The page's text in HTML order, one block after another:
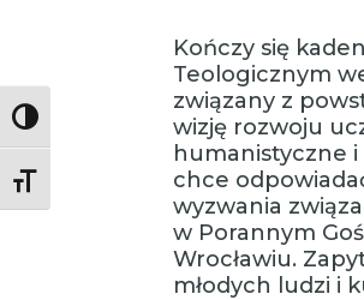
Toggle High Contrast
Toggle Font size
Kończy się
Teologicznym
związany z
wizję rozwoju
humanistyczne i
chce
wyzwania
w Porannym
Wrocławiu.
młodych ludzi i